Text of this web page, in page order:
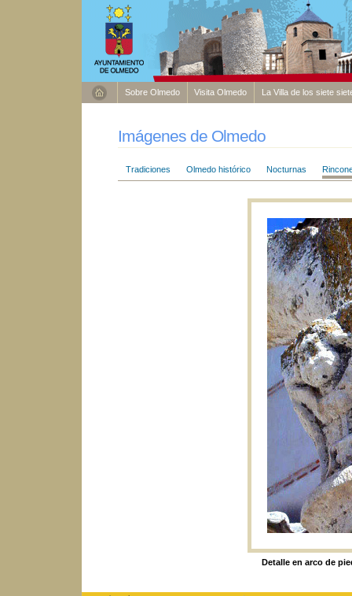
Sobre Olmedo Visita Olmedo La Villa de los siete
Imágenes de Olmedo
Tradiciones Olmedo histórico Nocturnas
Detalle en arco de